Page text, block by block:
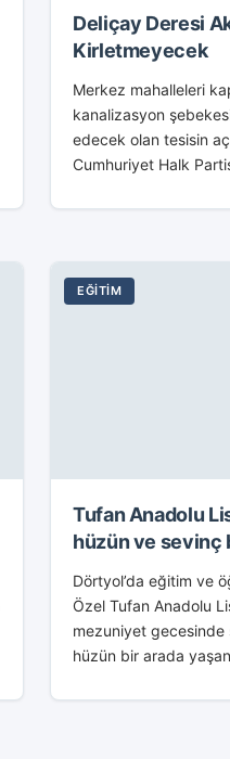
Deliçay Deresi
Kirletmeyecek
Merkez mahalleleri
kanalizasyon
edecek olan tesisin
Cumhuriyet Halk
Hatay Büyükşehir
Toksoy,...
EĞITIM
Tufan Anadolu
hüzün ve sevinç
Dörtyol’da eğitim ve
Özel Tufan Anadolu
mezuniyet gecesinde
hüzün bir arada
gecesine Dörtyol